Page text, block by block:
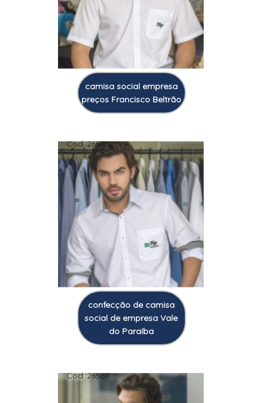
camisa social empresa
preços Francisco Beltrão
Cod.:26566
confecção de camisa
social de empresa Vale
do Paraíba
Cod.:26567